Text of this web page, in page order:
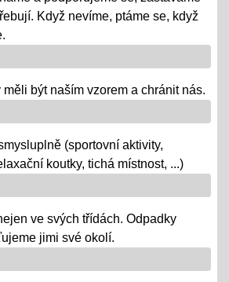
soutěže
vysílání
třídy za novými poznatky a
témata v prezentacích a "ústní" /
Když nevíme, ptáme se, když
být naším vzorem a chránit nás.
(sportovní aktivity,
koutky, tichá místnost, ...)
ve svých třídách. Odpadky
jimi své okolí.